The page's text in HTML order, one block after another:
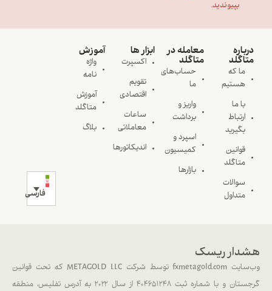
بپیوندید.
درباره
متاگلد
ما که
هستیم
با ما
ارتباط
بگیرید
قوانین
متاگلد
سوالات
متداول
معامله در
متاگلد
حساب‌های
ما
واریز و
برداشت
اسپرد و
کمیسیون
بازارها
ابزار ها
اکسپرت
تقویم
اقتصادی
ساعات
معاملاتی
اندیکاتورها
آموزش
واژه
نامه
آموزش
متاگلد
بلاگ
فارسی
هشدار ریسک
وب‌سایت fxmetagold.com توسط شرکت METAGOLD LLC که تحت قوانین
گرجستان و با شماره ثبت ۴۰۴۶۵۱۲۴۸ از سال ۲۰۲۲ به آدرس تفلیس، منطقه